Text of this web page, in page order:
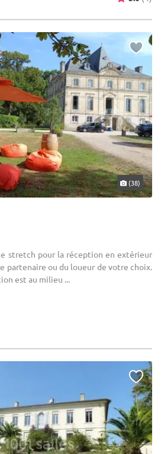
(38)
stretch pour la réception en extérieur
partenaire ou du loueur de votre choix.
est au milieu ...